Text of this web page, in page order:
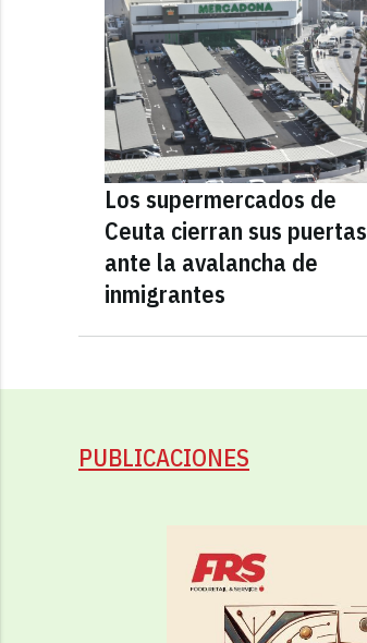
Los supermercados de
Ceuta cierran sus puertas
ante la avalancha de
inmigrantes
PUBLICACIONES